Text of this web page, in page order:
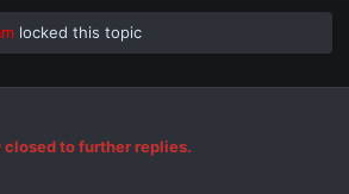
locked this topic
to further replies.